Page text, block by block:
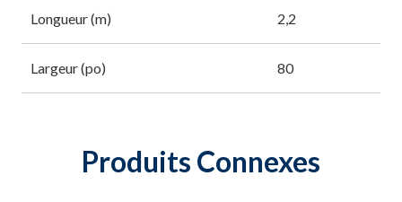
Longueur (m) 2,2
Largeur (po) 80
Produits Connexes